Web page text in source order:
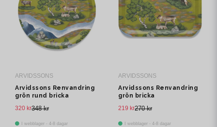
ARVIDSSONS
Arvidssons Renvandring
grön rund bricka
348 kr
320 kr
I webblager - 4-8 dagar
ARVIDSSONS
Arvidssons Renvandring
grön bricka
270 kr
219 kr
I webblager - 4-8 dagar